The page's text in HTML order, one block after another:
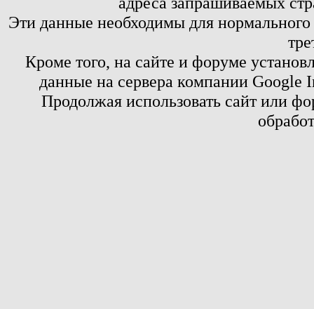
Эти данные необходимы для
Кроме того, на сайте и форуме
данные на сервера компании
Продолжая использовать сайт или